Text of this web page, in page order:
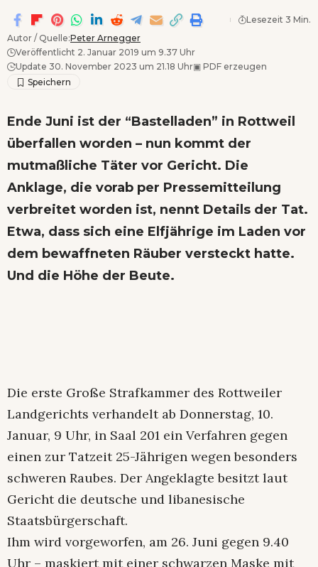
Autor / Quelle:Peter Arnegger
Veröffentlicht 2. Januar 2019 um 9.37 Uhr
Update 30. November 2023 um 21.18 Uhr▣ PDF erzeugen
Lesezeit 3 Min.
Ende Juni ist der “Bastelladen” in Rottweil
überfallen worden – nun kommt der
mutmaßliche Täter vor Gericht. Die
Anklage, die vorab per Pressemitteilung
verbreitet worden ist, nennt Details der Tat.
Etwa, dass sich eine Elfjährige im Laden vor
dem bewaffneten Räuber versteckt hatte.
Und die Höhe der Beute.
Die erste Große Strafkammer des Rottweiler
Landgerichts verhandelt ab Donnerstag, 10.
Januar, 9 Uhr, in Saal 201 ein Verfahren gegen
einen zur Tatzeit 25-Jährigen wegen besonders
schweren Raubes. Der Angeklagte besitzt laut
Gericht die deutsche und libanesische
Staatsbürgerschaft.
Ihm wird vorgeworfen, am 26. Juni gegen 9.40
Uhr – maskiert mit einer schwarzen Maske mit